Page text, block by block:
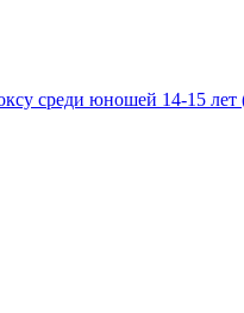
среди юношей 14-15 лет (